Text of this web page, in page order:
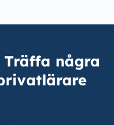
Träffa några